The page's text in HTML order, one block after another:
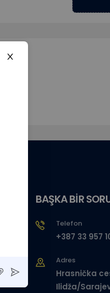
BAŞKA BİR
Telefon
+387 33 957
Adres
Hrasnička
Ilidža/